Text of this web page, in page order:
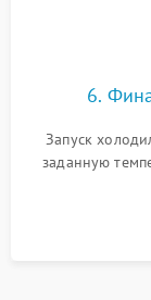
6.
Запуск
заданную
компрессора,